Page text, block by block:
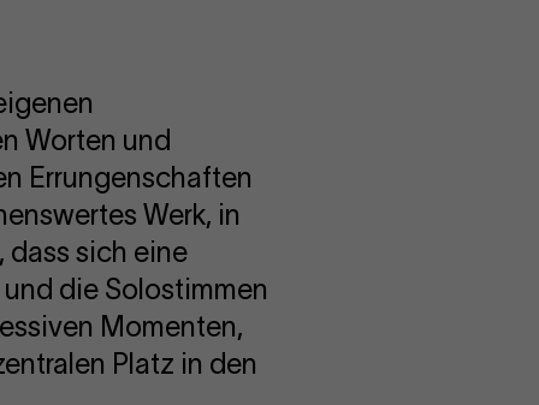
Worten und
Errungenschaften
Werk, in
dass sich eine
die Solostimmen
Momenten,
Platz in den